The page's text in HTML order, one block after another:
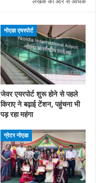
नोएडा एयरपोर्ट
जेवर एयरपोर्ट शुरू होने से पहले
किराए ने बढ़ाई टेंशन, पहुंचना भी
पड़ रहा महंगा
ग्रेटर नोएडा